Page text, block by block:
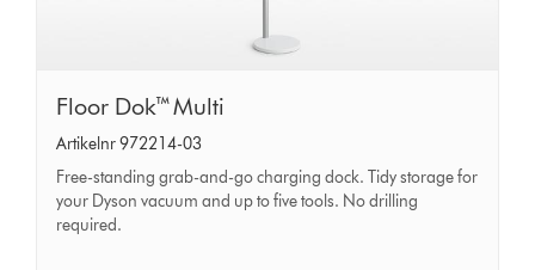
Floor
Dok™
Multi
Floor Dok™ Multi
Artikelnr 972214-03
Free-standing grab-and-go charging dock. Tidy storage for
your Dyson vacuum and up to five tools. No drilling
required.